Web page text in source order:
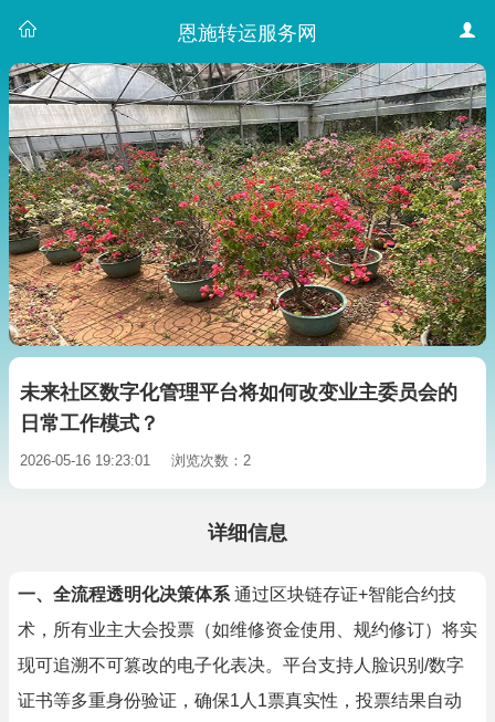
恩施转运服务网
未来社区数字化管理平台将如何改变业主委员会的
日常工作模式？
2026-05-16 19:23:01 浏览次数：2
详细信息
一、全流程透明化决策体系 通过区块链存证+智能合约技
术，所有业主大会投票（如维修资金使用、规约修订）将实
现可追溯不可篡改的电子化表决。平台支持人脸识别/数字
证书等多重身份验证，确保1人1票真实性，投票结果自动